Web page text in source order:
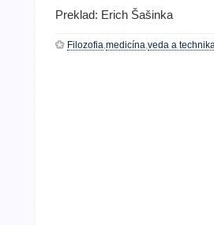
Preklad: Erich Šašinka
Filozofia medicína veda a